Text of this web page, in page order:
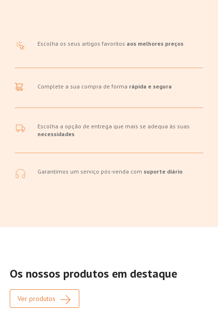
Escolha os seus artigos favoritos aos melhores preços
Complete a sua compra de forma rápida e segura
Escolha a opção de entrega que mais se adequa às suas
necessidades
Garantimos um serviço pós-venda com suporte diário
Os nossos produtos em destaque
Ver produtos